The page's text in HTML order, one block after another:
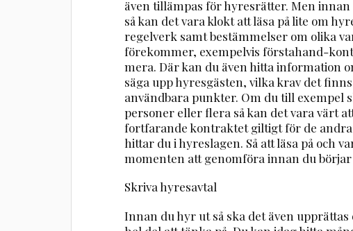
även tillämpas för hyresrätter. Men
så kan det vara klokt att läsa på lite om
regelverk samt bestämmelser om olika
förekommer, exempelvis förstahand-
mera. Där kan du även hitta information
säga upp hyresgästen, vilka krav det
användbara punkter. Om du till exempel
personer eller flera så kan det vara värt
fortfarande kontraktet giltigt för de
hittar du i hyreslagen. Så att läsa på och
momenten att genomföra innan du
Skriva hyresavtal
Innan du hyr ut så ska det även